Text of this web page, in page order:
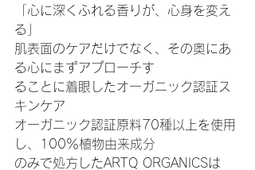
「心に深くふれる香りが、心身を変え
る」
肌表面のケアだけでなく、その奥にあ
る心にまずアプローチす
ることに着眼したオーガニック認証ス
キンケア
オーガニック認証原料70種以上を使用
し、100％植物由来成分
のみで処方したARTQ ORGANICSは